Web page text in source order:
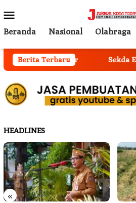
ke
kontenMobile
Beranda Nasional Olahraga
Berita Terbaru
Kota Denpasar Sekda
HEADLINES
«